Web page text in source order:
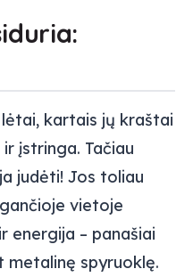
kartais jų kraštai
įstringa. Tačiau
judėti! Jos toliau
vietoje
energija – panašiai
metalinę spyruoklę.